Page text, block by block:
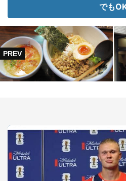
でも